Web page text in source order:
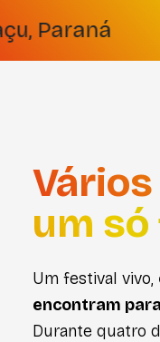
28 de
um
Um festival vivo,
encontram
Durante quatro